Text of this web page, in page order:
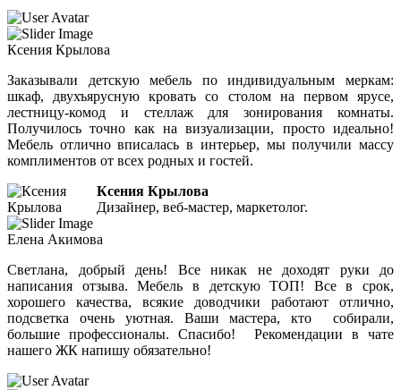
Ксения Крылова
Заказывали детскую мебель по индивидуальным меркам:
шкаф, двухъярусную кровать со столом на первом ярусе,
лестницу-комод и стеллаж для зонирования комнаты.
Получилось точно как на визуализации, просто идеально!
Мебель отлично вписалась в интерьер, мы получили массу
комплиментов от всех родных и гостей.
Ксения Крылова
Дизайнер, веб-мастер, маркетолог.
Елена Акимова
Светлана, добрый день! Все никак не доходят руки до
написания отзыва. Мебель в детскую ТОП! Все в срок,
хорошего качества, всякие доводчики работают отлично,
подсветка очень уютная. Ваши мастера, кто собирали,
большие профессионалы. Спасибо! Рекомендации в чате
нашего ЖК напишу обязательно!